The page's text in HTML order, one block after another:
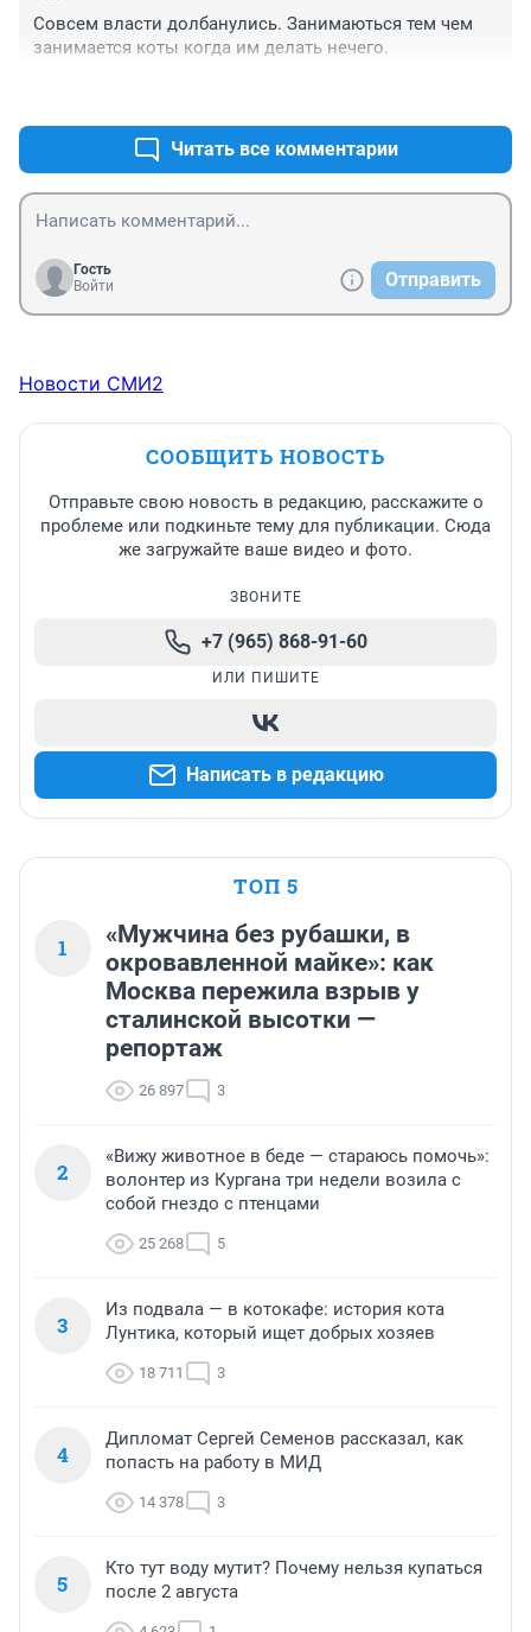
Совсем власти долбанулись. Занимаються тем чем
занимается коты когда им делать нечего.
Читать все комментарии
Гость
Войти
Отправить
Новости СМИ2
СООБЩИТЬ НОВОСТЬ
Отправьте свою новость в редакцию, расскажите о
проблеме или подкиньте тему для публикации. Сюда
же загружайте ваше видео и фото.
ЗВОНИТЕ
+7 (965) 868-91-60
ИЛИ ПИШИТЕ
Написать в редакцию
ТОП 5
1
«Мужчина без рубашки, в
окровавленной майке»: как
Москва пережила взрыв у
сталинской высотки —
репортаж
26 897 3
2
«Вижу животное в беде — стараюсь помочь»:
волонтер из Кургана три недели возила с
собой гнездо с птенцами
25 268 5
3
Из подвала — в котокафе: история кота
Лунтика, который ищет добрых хозяев
18 711 3
4
Дипломат Сергей Семенов рассказал, как
попасть на работу в МИД
14 378 3
5
Кто тут воду мутит? Почему нельзя купаться
после 2 августа